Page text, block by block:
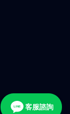
LINE 客服諮詢